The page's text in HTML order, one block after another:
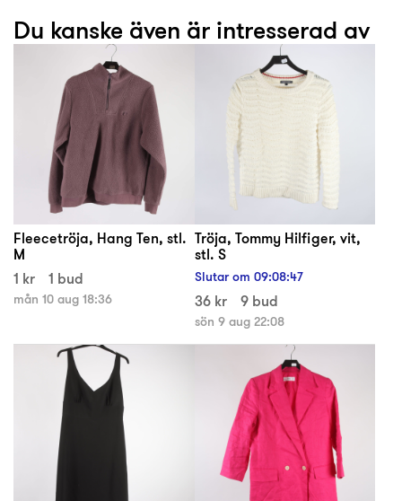
Du kanske även är intresserad av
Fleecetröja, Hang Ten, stl.
M
1 kr
1 bud
mån 10 aug 18:36
Tröja, Tommy Hilfiger, vit,
stl. S
Slutar om 09:08:47
36 kr 9 bud
sön 9 aug 22:08